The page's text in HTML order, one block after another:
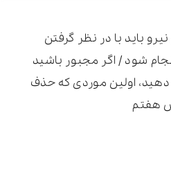
باید با در نظر گرفتن
شود / اگر مجبور باشید
اولین موردی که حذف
هفتم